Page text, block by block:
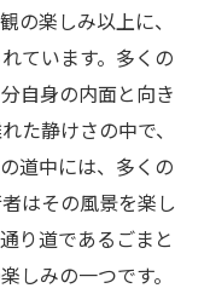
の楽しみ以上に、
ています。多くの
自身の内面と向き
た静けさの中で、
道中には、多くの
はその風景を楽し
り道であるごまと
しみの一つです。